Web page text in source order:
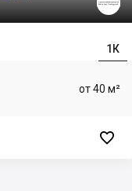
1К
от 40 м²
